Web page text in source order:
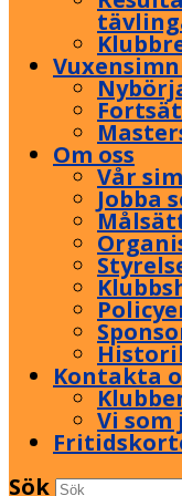
Om oss
Vår
Jobba
Kontakta
Vi
Sök